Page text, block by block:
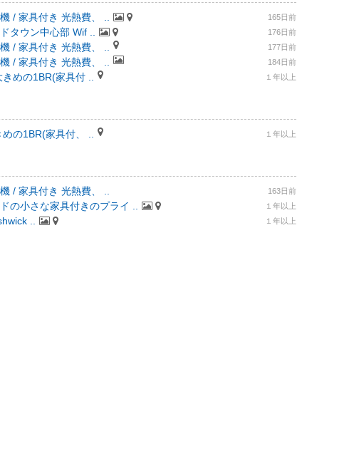
/ 家具付き 光熱費、 .. 165日前
タウン中心部 Wif .. 176日前
/ 家具付き 光熱費、 .. 177日前
/ 家具付き 光熱費、 .. 184日前
めの1BR(家具付 .. １年以上
の1BR(家具付、 .. １年以上
/ 家具付き 光熱費、 .. 163日前
の小さな家具付きのプライ .. １年以上
.. １年以上